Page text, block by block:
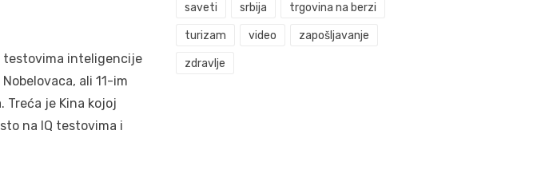
testovima inteligencije
ali 11-im
Treća je Kina kojoj
na IQ testovima i
saveti srbija trgovina na berzi
turizam video zapošljavanje
zdravlje